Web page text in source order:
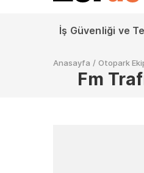
İş Güvenliği ve
Anasayfa / Otopark
Fm